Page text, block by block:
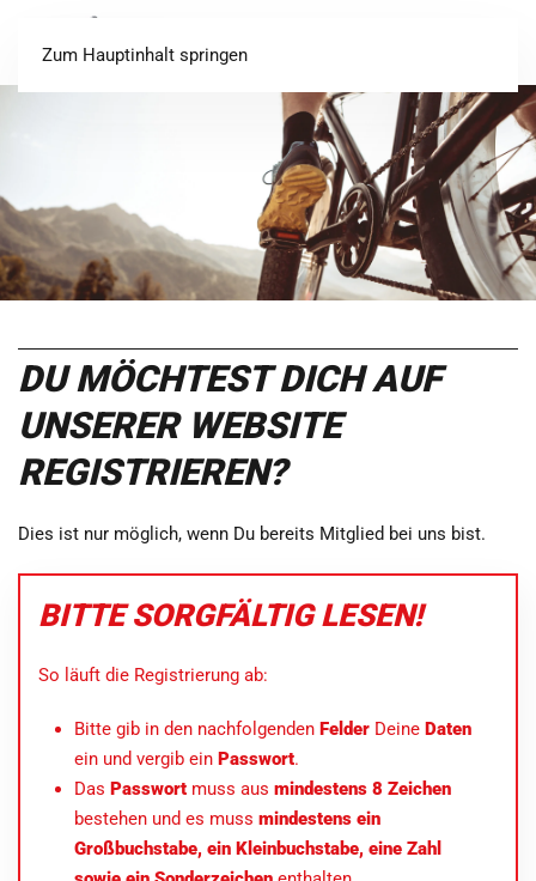
Zum Hauptinhalt springen
DU MÖCHTEST DICH AUF
UNSERER WEBSITE
REGISTRIEREN?
Dies ist nur möglich, wenn Du bereits Mitglied bei uns bist.
BITTE SORGFÄLTIG LESEN!
So läuft die Registrierung ab:
Bitte gib in den nachfolgenden Felder Deine Daten
ein und vergib ein Passwort.
Das Passwort muss aus mindestens 8 Zeichen
bestehen und es muss mindestens ein
Großbuchstabe, ein Kleinbuchstabe, eine Zahl